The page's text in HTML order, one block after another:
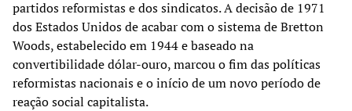
partidos reformistas e dos sindicatos. A decisão de 1971
dos Estados Unidos de acabar com o sistema de Bretton
Woods, estabelecido em 1944 e baseado na
convertibilidade dólar-ouro, marcou o fim das políticas
reformistas nacionais e o início de um novo período de
reação social capitalista.